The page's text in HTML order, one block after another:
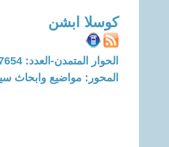
كوسلا ابشن
الحوار المتمدن-العدد: 7654 - 2023 / 6 / 26 - 22:11
المحور: مواضيع وابحاث